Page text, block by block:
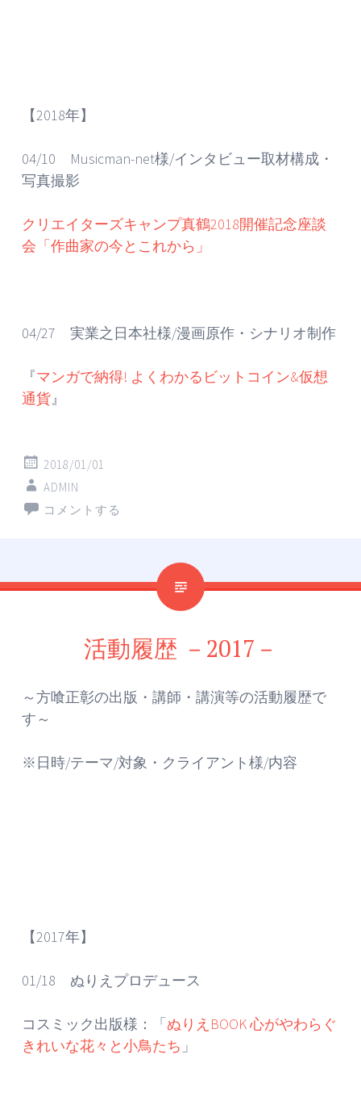
【2018年】
04/10 Musicman-net様/インタビュー取材構成・
写真撮影
クリエイターズキャンプ真鶴2018開催記念座談
会「作曲家の今とこれから」
04/27 実業之日本社様/漫画原作・シナリオ制作
『マンガで納得! よくわかるビットコイン&仮想
通貨 』
2018/01/01
ADMIN
コメントする
活動履歴 －2017－
～方喰正彰の出版・講師・講演等の活動履歴で
す～
※日時/テーマ/対象・クライアント様/内容
【2017年】
01/18 ぬりえプロデュース
コスミック出版様：「ぬりえBOOK 心がやわらぐ
きれいな花々と小鳥たち 」